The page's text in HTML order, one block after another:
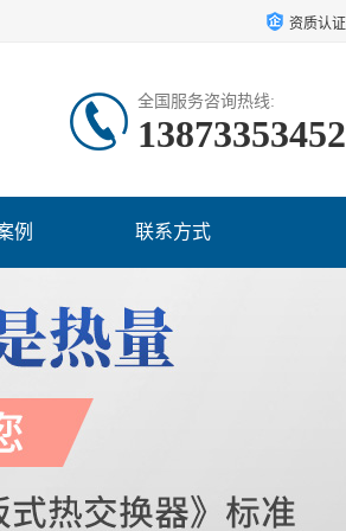
资质认证
全国服务咨询热线:
13873353452
例 联系方式